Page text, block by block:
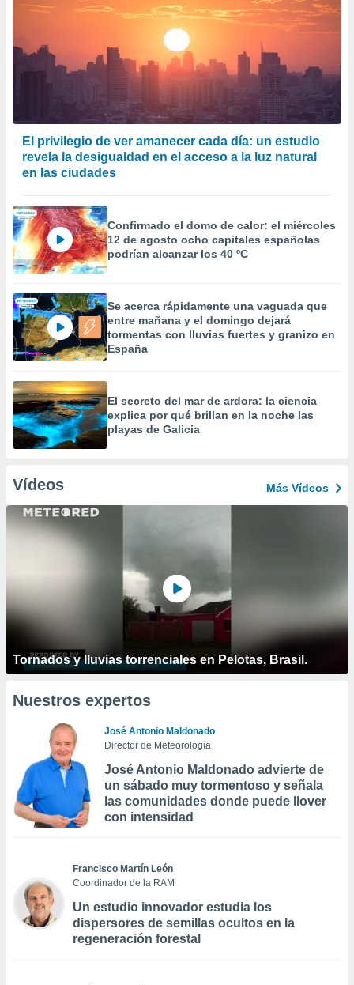
El privilegio de ver amanecer cada día: un estudio
revela la desigualdad en el acceso a la luz natural
en las ciudades
Confirmado el domo de calor: el miércoles
12 de agosto ocho capitales españolas
podrían alcanzar los 40 ºC
Se acerca rápidamente una vaguada que
entre mañana y el domingo dejará
tormentas con lluvias fuertes y granizo en
España
El secreto del mar de ardora: la ciencia
explica por qué brillan en la noche las
playas de Galicia
Vídeos Más Vídeos
Tornados y lluvias torrenciales en Pelotas, Brasil.
Nuestros expertos
José Antonio Maldonado
Director de Meteorología
José Antonio Maldonado advierte de
un sábado muy tormentoso y señala
las comunidades donde puede llover
con intensidad
Francisco Martín León
Coordinador de la RAM
Un estudio innovador estudia los
dispersores de semillas ocultos en la
regeneración forestal